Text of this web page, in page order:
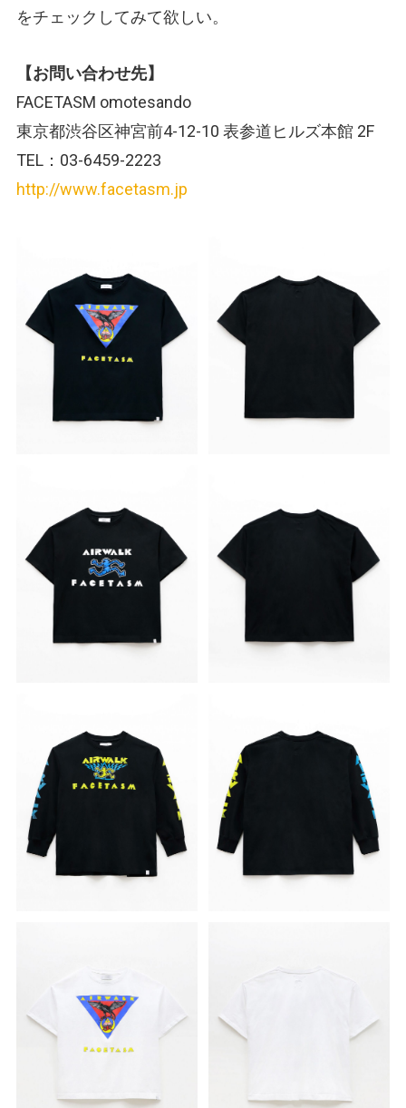
をチェックしてみて欲しい。
【お問い合わせ先】
FACETASM omotesando
東京都渋谷区神宮前4-12-10 表参道ヒルズ本館 2F
TEL：03-6459-2223
http://www.facetasm.jp